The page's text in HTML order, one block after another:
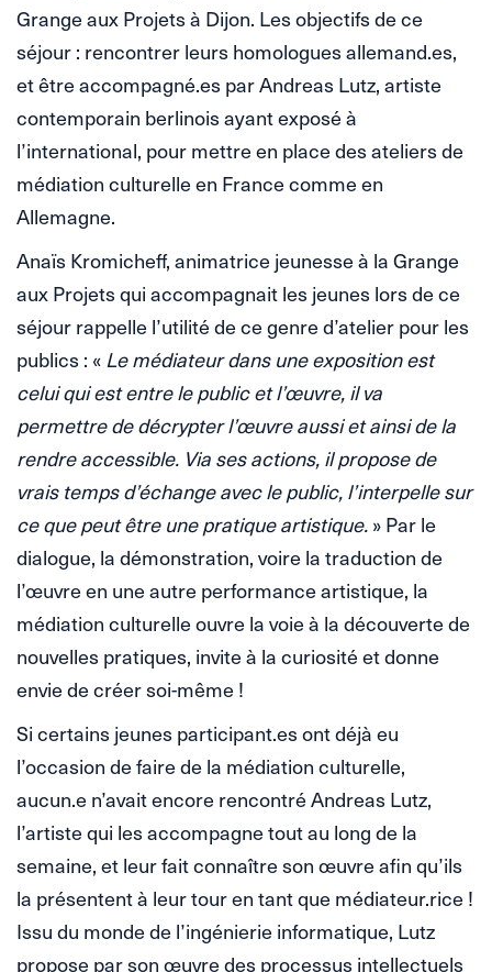
Grange aux Projets à Dijon. Les objectifs de ce
séjour : rencontrer leurs homologues allemand.es,
et être accompagné.es par Andreas Lutz, artiste
contemporain berlinois ayant exposé à
l’international, pour mettre en place des ateliers de
médiation culturelle en France comme en
Allemagne.
Anaïs Kromicheff, animatrice jeunesse à la Grange
aux Projets qui accompagnait les jeunes lors de ce
séjour rappelle l’utilité de ce genre d’atelier pour les
publics : « Le médiateur dans une exposition est
celui qui est entre le public et l’œuvre, il va
permettre de décrypter l’œuvre aussi et ainsi de la
rendre accessible. Via ses actions, il propose de
vrais temps d’échange avec le public, l’interpelle sur
ce que peut être une pratique artistique. » Par le
dialogue, la démonstration, voire la traduction de
l’œuvre en une autre performance artistique, la
médiation culturelle ouvre la voie à la découverte de
nouvelles pratiques, invite à la curiosité et donne
envie de créer soi-même !
Si certains jeunes participant.es ont déjà eu
l’occasion de faire de la médiation culturelle,
aucun.e n’avait encore rencontré Andreas Lutz,
l’artiste qui les accompagne tout au long de la
semaine, et leur fait connaître son œuvre afin qu’ils
la présentent à leur tour en tant que médiateur.rice !
Issu du monde de l’ingénierie informatique, Lutz
propose par son œuvre des processus intellectuels